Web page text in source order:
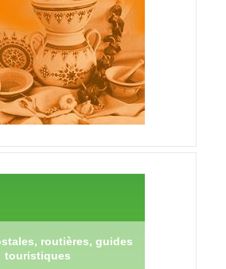
routières, guides
touristiques